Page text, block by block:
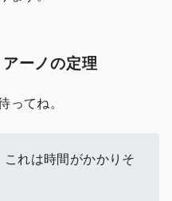
ーノの定理
ってね。
これは時間がかかりそ